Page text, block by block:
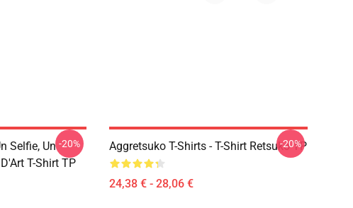
Selfie, Un
T-Shirt TP
-20% Aggretsuko T-Shirts - T-Shirt Retsuko TP
24,38 € - 28,06 €
-20%